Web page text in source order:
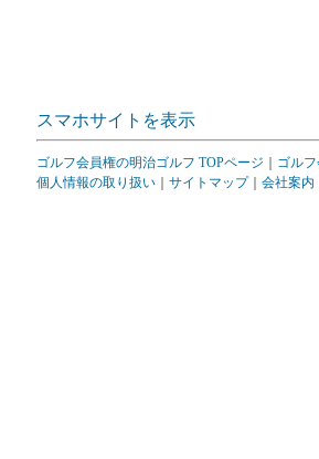
スマホサイトを表示
ゴルフ会員権の明治ゴルフ TOPページ ゴル
個人情報の取り扱い
サイトマップ｜ 会社案内